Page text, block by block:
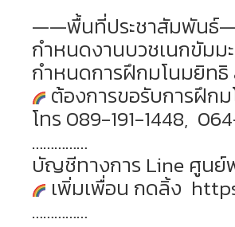
——พื้นที่ประชาสัมพันธ์
กำหนดงานบวชเนกขัมม
กำหนดการฝึกมโนมยิท
ต้องการขอรับการฝึก
โทร 089-191-1448,
……………
บัญชีทางการ Line ศูนย์
เพิ่มเพื่อน กดลิ้ง
……………